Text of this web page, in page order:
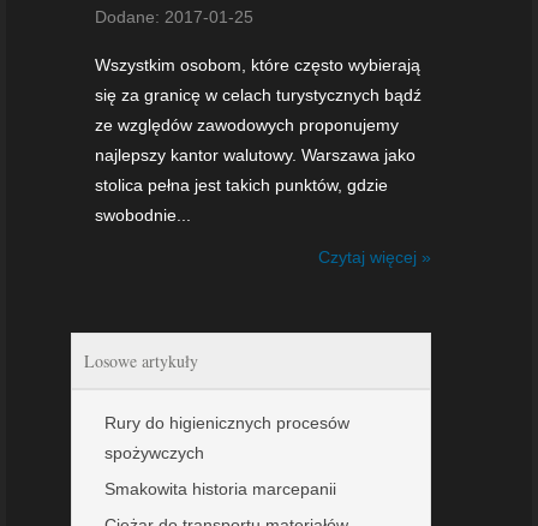
Dodane: 2017-01-25
Wszystkim osobom, które często wybierają
się za granicę w celach turystycznych bądź
ze względów zawodowych proponujemy
najlepszy kantor walutowy. Warszawa jako
stolica pełna jest takich punktów, gdzie
swobodnie...
Czytaj więcej »
Losowe artykuły
Rury do higienicznych procesów
spożywczych
Smakowita historia marcepanii